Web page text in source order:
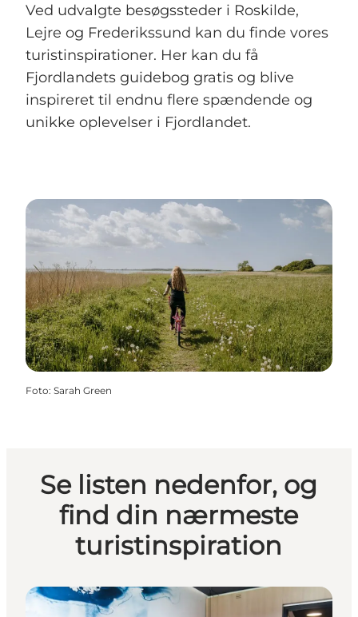
Ved udvalgte besøgssteder i Roskilde,
Lejre og Frederikssund kan du finde vores
turistinspirationer. Her kan du få
Fjordlandets guidebog gratis og blive
inspireret til endnu flere spændende og
unikke oplevelser i Fjordlandet.
Foto: Sarah Green
Se listen nedenfor, og
find din nærmeste
turistinspiration